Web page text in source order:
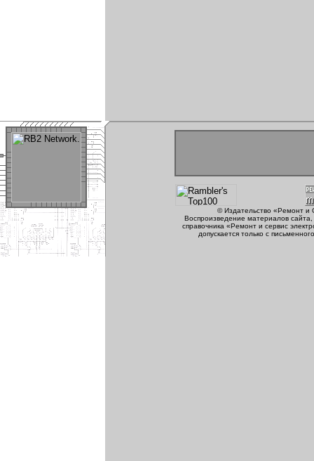
© Издательство «Ремонт
Воспроизведение материалов
справочника «Ремонт и сервис
допускается только с